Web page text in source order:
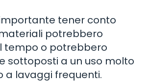
tener conto
potrebbero
tempo o potrebbero
sottoposti a un uso molto
a lavaggi frequenti.